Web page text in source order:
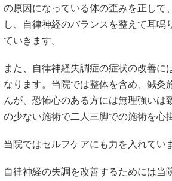
の原因になっている体の歪みを正して
し、自律神経のバランスを整えて耳鳴
ていきます。
また、自律神経失調症の症状の改善に
なります。当院では整体を含め、鍼灸
んが、恐怖心のある方には無理強いは
の少ない施術で二人三脚での施術を心
当院ではセルフケアにも力を入れてい
自律神経の失調を改善するためには当